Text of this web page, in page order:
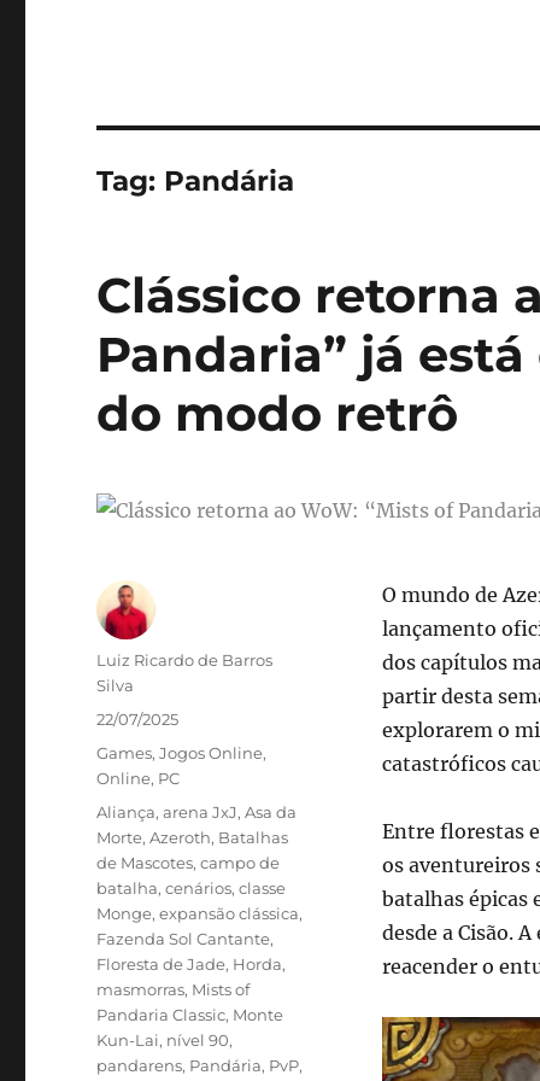
Tag: Pandária
Clássico retorna
Pandaria” já
do modo retrô
O mundo de
lançamento
dos capítulos
partir desta
explorarem o
catastróficos
Entre florestas
os aventureiros
batalhas épicas
desde a Cisão.
reacender o
Autor
Luiz Ricardo de Barros
Silva
Publicado
22/07/2025
Categorias
Games,Jogos Online,
Online, PC
Tags
Aliança,arena JxJ,Asa da
Morte,Azeroth, Batalhas
de Mascotes,campo de
batalha,cenários,classe
Monge,expansão clássica,
Fazenda Sol Cantante,
Floresta de Jade, Horda,
masmorras, Mists of
Pandaria Classic, Monte
Kun-Lai, nível 90,
pandarens, Pandária, PvP,